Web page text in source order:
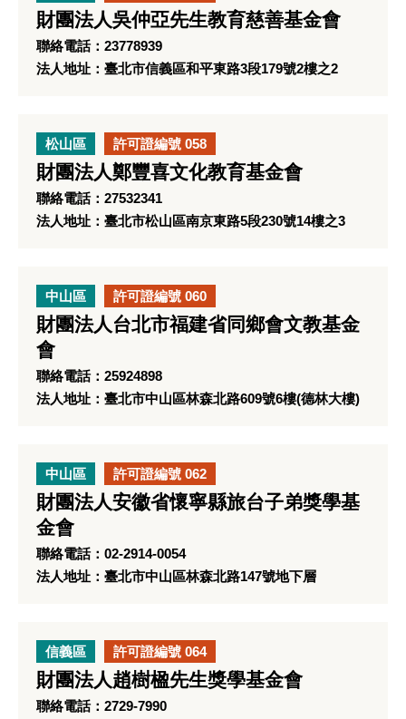
財團法人吳仲亞先生教育慈善基金會
聯絡電話：23778939
法人地址：臺北市信義區和平東路3段179號2樓之2
松山區 許可證編號 058
財團法人鄭豐喜文化教育基金會
聯絡電話：27532341
法人地址：臺北市松山區南京東路5段230號14樓之3
中山區 許可證編號 060
財團法人台北市福建省同鄉會文教基金
會
聯絡電話：25924898
法人地址：臺北市中山區林森北路609號6樓(德林大樓)
中山區 許可證編號 062
財團法人安徽省懷寧縣旅台子弟獎學基
金會
聯絡電話：02-2914-0054
法人地址：臺北市中山區林森北路147號地下層
信義區 許可證編號 064
財團法人趙樹楹先生獎學基金會
聯絡電話：2729-7990